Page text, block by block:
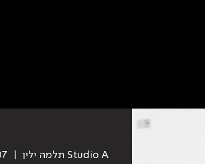
  |
תלמה ילין Studio A